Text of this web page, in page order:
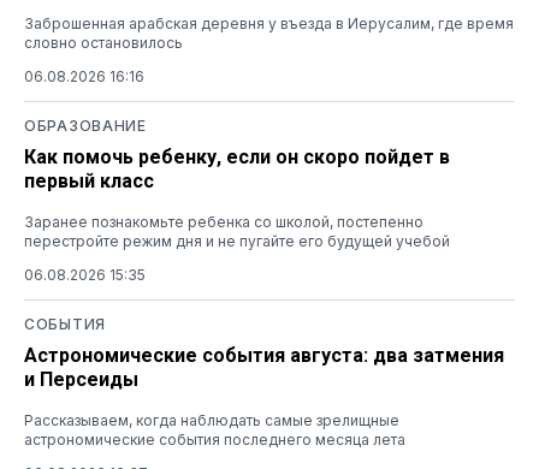
Заброшенная арабская деревня у въезда в Иерусалим, где время
словно остановилось
06.08.2026 16:16
ОБРАЗОВАНИЕ
Как помочь ребенку, если он скоро пойдет в
первый класс
Заранее познакомьте ребенка со школой, постепенно
перестройте режим дня и не пугайте его будущей учебой
06.08.2026 15:35
СОБЫТИЯ
Астрономические события августа: два затмения
и Персеиды
Рассказываем, когда наблюдать самые зрелищные
астрономические события последнего месяца лета